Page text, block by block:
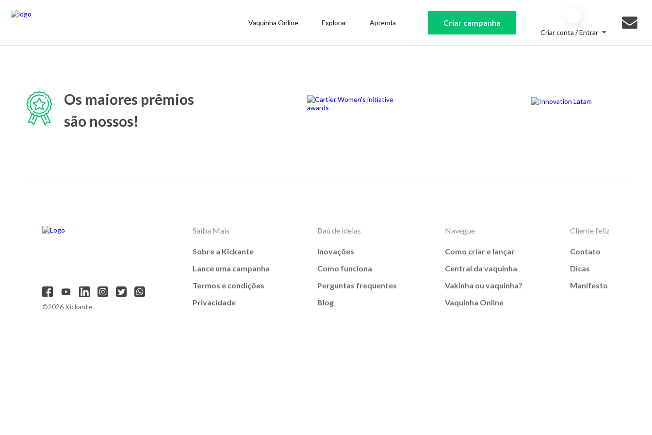
Vaquinha Online Explorar Aprenda Criar campanha
Criar conta / Entrar
Os maiores prêmios
são nossos!
©2026 Kickante
Saiba Mais
Sobre a Kickante
Lance uma campanha
Termos e condições
Privacidade
Baú de ideias
Inovações
Como funciona
Perguntas frequentes
Blog
Navegue
Como criar e lançar
Central da vaquinha
Vakinha ou vaquinha?
Vaquinha Online
Cliente feliz
Contato
Dicas
Manifesto